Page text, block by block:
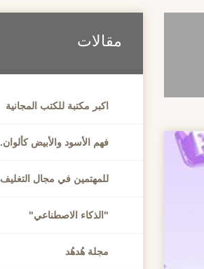
مقالات
اكبر مكتبة للكتب المجانية
فهم الأسود والأبيض كألوان.
للمهتمين في مجال التغليف
"الذكاء الاصطناعي"
مجلة هُدهُد